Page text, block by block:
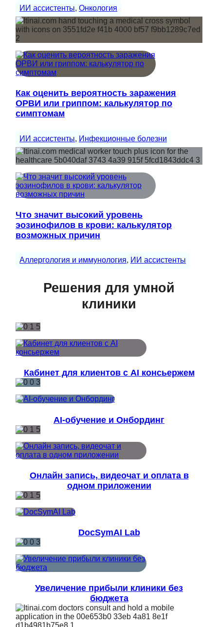
ИИ ассистенты, Онкология
Как оценить вероятность заражения
ОРВИ или гриппом: калькулятор по
симптомам
ИИ ассистенты, Инфекционные болезни
Что значит высокий уровень
эозинофилов в крови: калькулятор
возможных причин
Аллергология и иммунология, ИИ ассистенты
Решения для умной
клиники
Кабинет для клиентов с AI консьержем
AI-обучение и Онбординг
Онлайн запись, видеочат и оплата в
одном приложении
DocSymAI Lab
Увеличение прибыли клиники без
бюджета